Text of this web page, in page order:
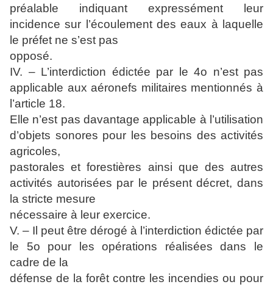
préalable indiquant expressément leur
incidence sur l’écoulement des eaux à laquelle
le préfet ne s’est pas
opposé.
IV. – L’interdiction édictée par le 4o n’est pas
applicable aux aéronefs militaires mentionnés à
l’article 18.
Elle n’est pas davantage applicable à l’utilisation
d’objets sonores pour les besoins des activités
agricoles,
pastorales et forestières ainsi que des autres
activités autorisées par le présent décret, dans
la stricte mesure
nécessaire à leur exercice.
V. – Il peut être dérogé à l’interdiction édictée par
le 5o pour les opérations réalisées dans le
cadre de la
défense de la forêt contre les incendies ou pour